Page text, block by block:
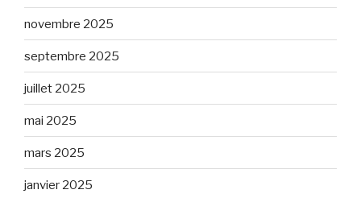
novembre 2025
septembre 2025
juillet 2025
mai 2025
mars 2025
janvier 2025